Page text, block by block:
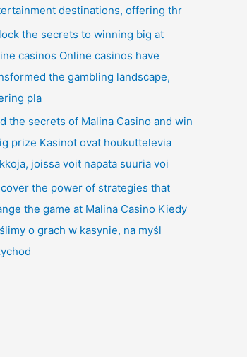
destinations, offering thr
the secrets to winning big at
casinos Online casinos have
the gambling landscape,
pla
the secrets of Malina Casino and win
prize Kasinot ovat houkuttelevia
joissa voit napata suuria voi
the power of strategies that
the game at Malina Casino Kiedy
o grach w kasynie, na myśl